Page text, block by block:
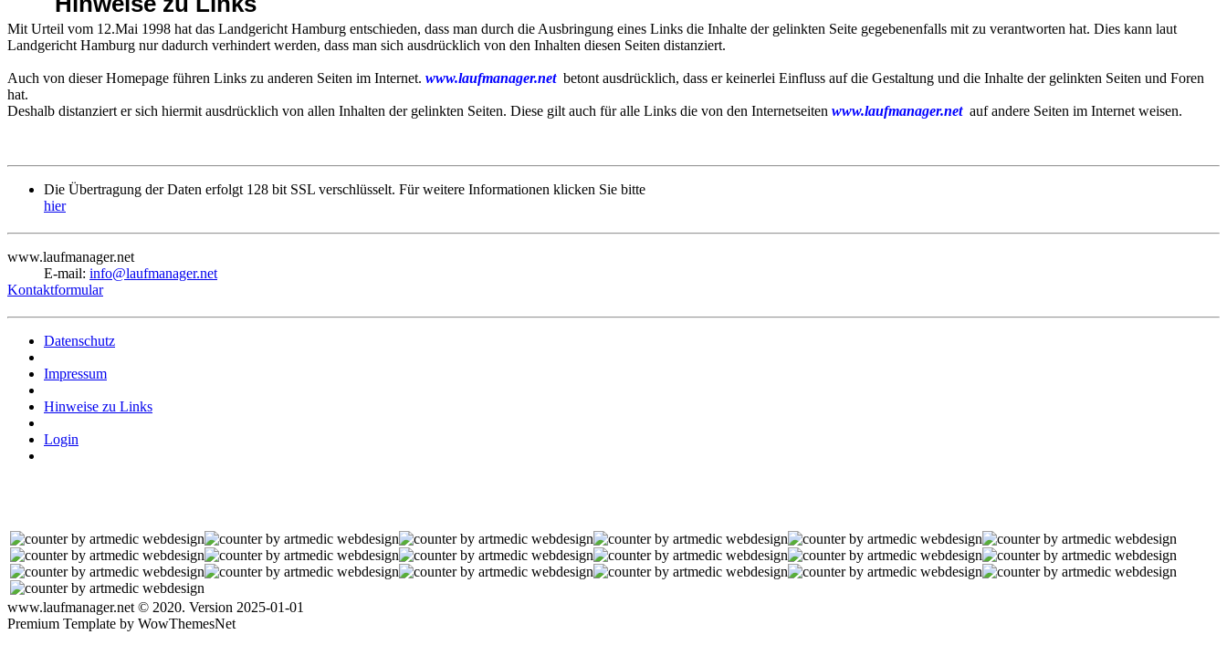
Mit Urteil vom 12.Mai 1998 hat das Landgericht Hamburg entschieden, dass man durch die Ausbringung eines Links die Inhalte der gelinkten Seite gegebenenfalls mit zu verantworten hat. Dies kann laut
Landgericht Hamburg nur dadurch verhindert werden, dass man sich ausdrücklich von den Inhalten diesen Seiten distanziert.
Auch von dieser Homepage führen Links zu anderen Seiten im Internet. www.laufmanager.netbetont ausdrücklich, dass er keinerlei Einfluss auf die Gestaltung und die Inhalte der gelinkten Seiten und Foren
hat.
Deshalb distanziert er sich hiermit ausdrücklich von allen Inhalten der gelinkten Seiten. Diese gilt auch für alle Links die von den Internetseiten www.laufmanager.net auf andere Seiten im Internet weisen.
Die Übertragung der Daten erfolgt 128 bit SSL verschlüsselt. Für weitere Informationen klicken Sie bitte
hier
www.laufmanager.net
E-mail: info@laufmanager.net
Kontaktformular
Datenschutz
Impressum
Hinweise zu Links
Login
www.laufmanager.net © 2020. Version 2025-01-01
Premium Template by WowThemesNet